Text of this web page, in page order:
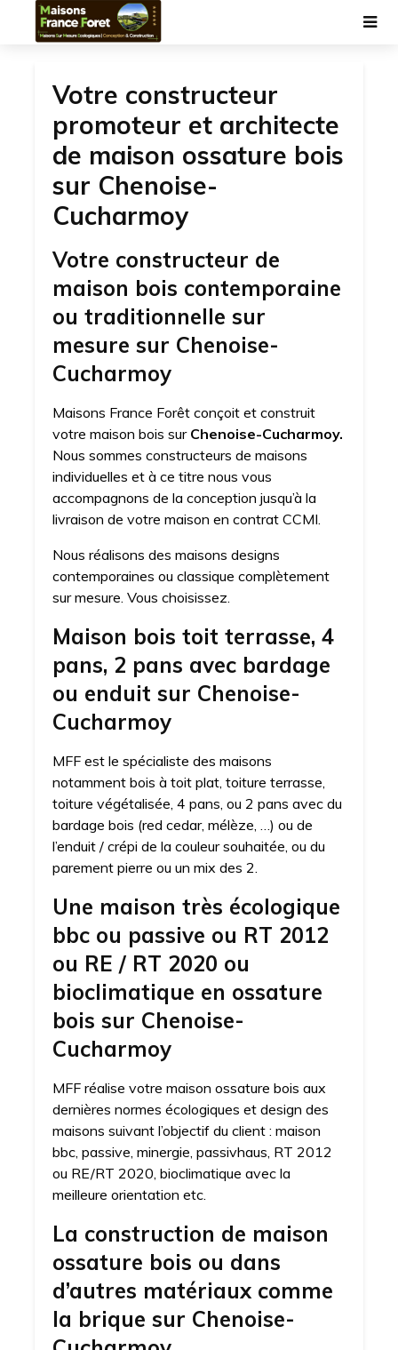
Votre constructeur
promoteur et architecte
de maison ossature bois
sur Chenoise-
Cucharmoy
Votre constructeur de
maison bois contemporaine
ou traditionnelle sur
mesure sur Chenoise-
Cucharmoy
Maisons France Forêt conçoit et construit
votre maison bois sur Chenoise-Cucharmoy.
Nous sommes constructeurs de maisons
individuelles et à ce titre nous vous
accompagnons de la conception jusqu’à la
livraison de votre maison en contrat CCMI.
Nous réalisons des maisons designs
contemporaines ou classique complètement
sur mesure. Vous choisissez.
Maison bois toit terrasse, 4
pans, 2 pans avec bardage
ou enduit sur Chenoise-
Cucharmoy
MFF est le spécialiste des maisons
notamment bois à toit plat, toiture terrasse,
toiture végétalisée, 4 pans, ou 2 pans avec du
bardage bois (red cedar, mélèze, …) ou de
l’enduit / crépi de la couleur souhaitée, ou du
parement pierre ou un mix des 2.
Une maison très écologique
bbc ou passive ou RT 2012
ou RE / RT 2020 ou
bioclimatique en ossature
bois sur Chenoise-
Cucharmoy
MFF réalise votre maison ossature bois aux
dernières normes écologiques et design des
maisons suivant l’objectif du client : maison
bbc, passive, minergie, passivhaus, RT 2012
ou RE/RT 2020, bioclimatique avec la
meilleure orientation etc.
La construction de maison
ossature bois ou dans
d’autres matériaux comme
la brique sur Chenoise-